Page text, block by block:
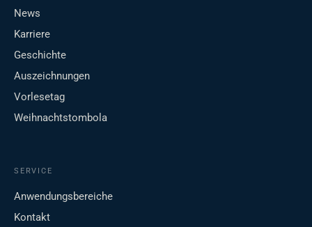
News
Karriere
Geschichte
Auszeichnungen
Vorlesetag
Weihnachtstombola
SERVICE
Anwendungsbereiche
Kontakt